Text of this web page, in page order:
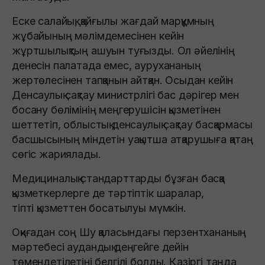
Еске салайық, қайғылы жағдай марқұмның
жұбайының мәлімдемесінен кейін
жұртшылықтың ашуын туғызды. Ол әйелінің
денесін палатада емес, аурухананың
жертөлесінен тапқанын айтқан. Осыдан кейін
Денсаулық сақтау министрлігі бас дәрігер мен
босану бөлімінің меңгерушісін қызметінен
шеттетіп, облыстық денсаулық сақтау басқармасы
басшысының міндетін уақытша атқарушыға қатаң
сөгіс жариялады.
Медициналық стандарттарды бұзған басқа
қызметкерлерге де тәртіптік шаралар,
тіпті қызметтен босатылуы мүмкін.
Оқиғадан соң Шу қаласындағы перзентхананың
мәртебесі аудандық деңгейге дейін
төмендетілетіні белгілі болды. Қазіргі таңда